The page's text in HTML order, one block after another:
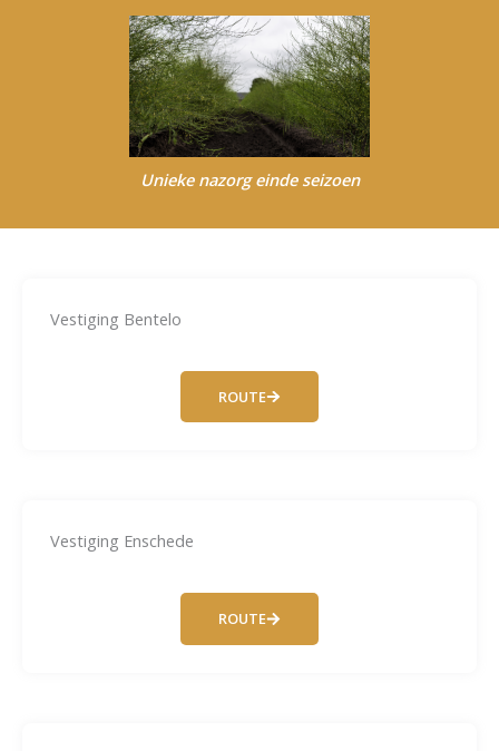
Unieke nazorg einde seizoen
Vestiging Bentelo
ROUTE
Vestiging Enschede
ROUTE